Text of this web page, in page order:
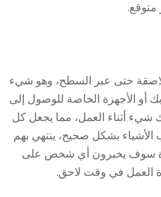
حتى عبر السطح، وهو شيء
أو الأجهزة الخاصة للوصول إلى
شيء أثناء العمل، مما يجعل كل
بشكل صحيح، ينتهي بهم
سوف يخبرون أي شخص على
العمل في وقت لاحق.